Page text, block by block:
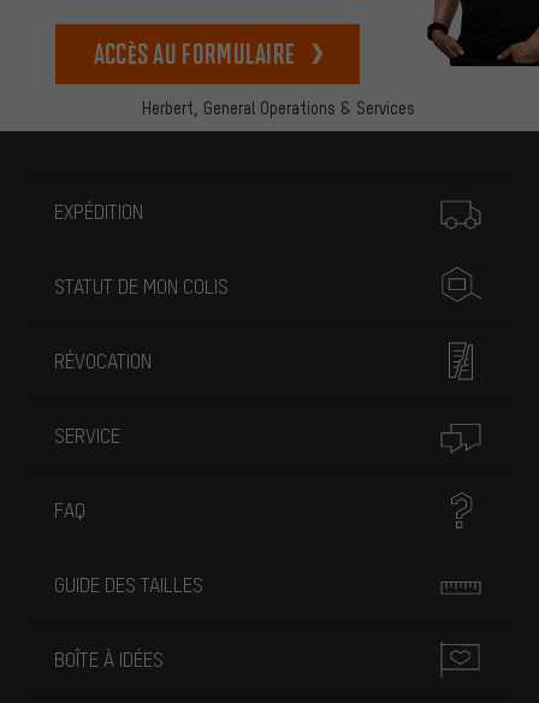
Herbert, General Operations & Services
Accès au formulaire
EXPÉDITION
STATUT DE MON COLIS
RÉVOCATION
SERVICE
FAQ
GUIDE DES TAILLES
BOÎTE À IDÉES